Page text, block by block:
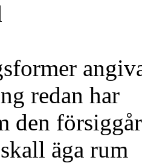
redan har
den
äga rum